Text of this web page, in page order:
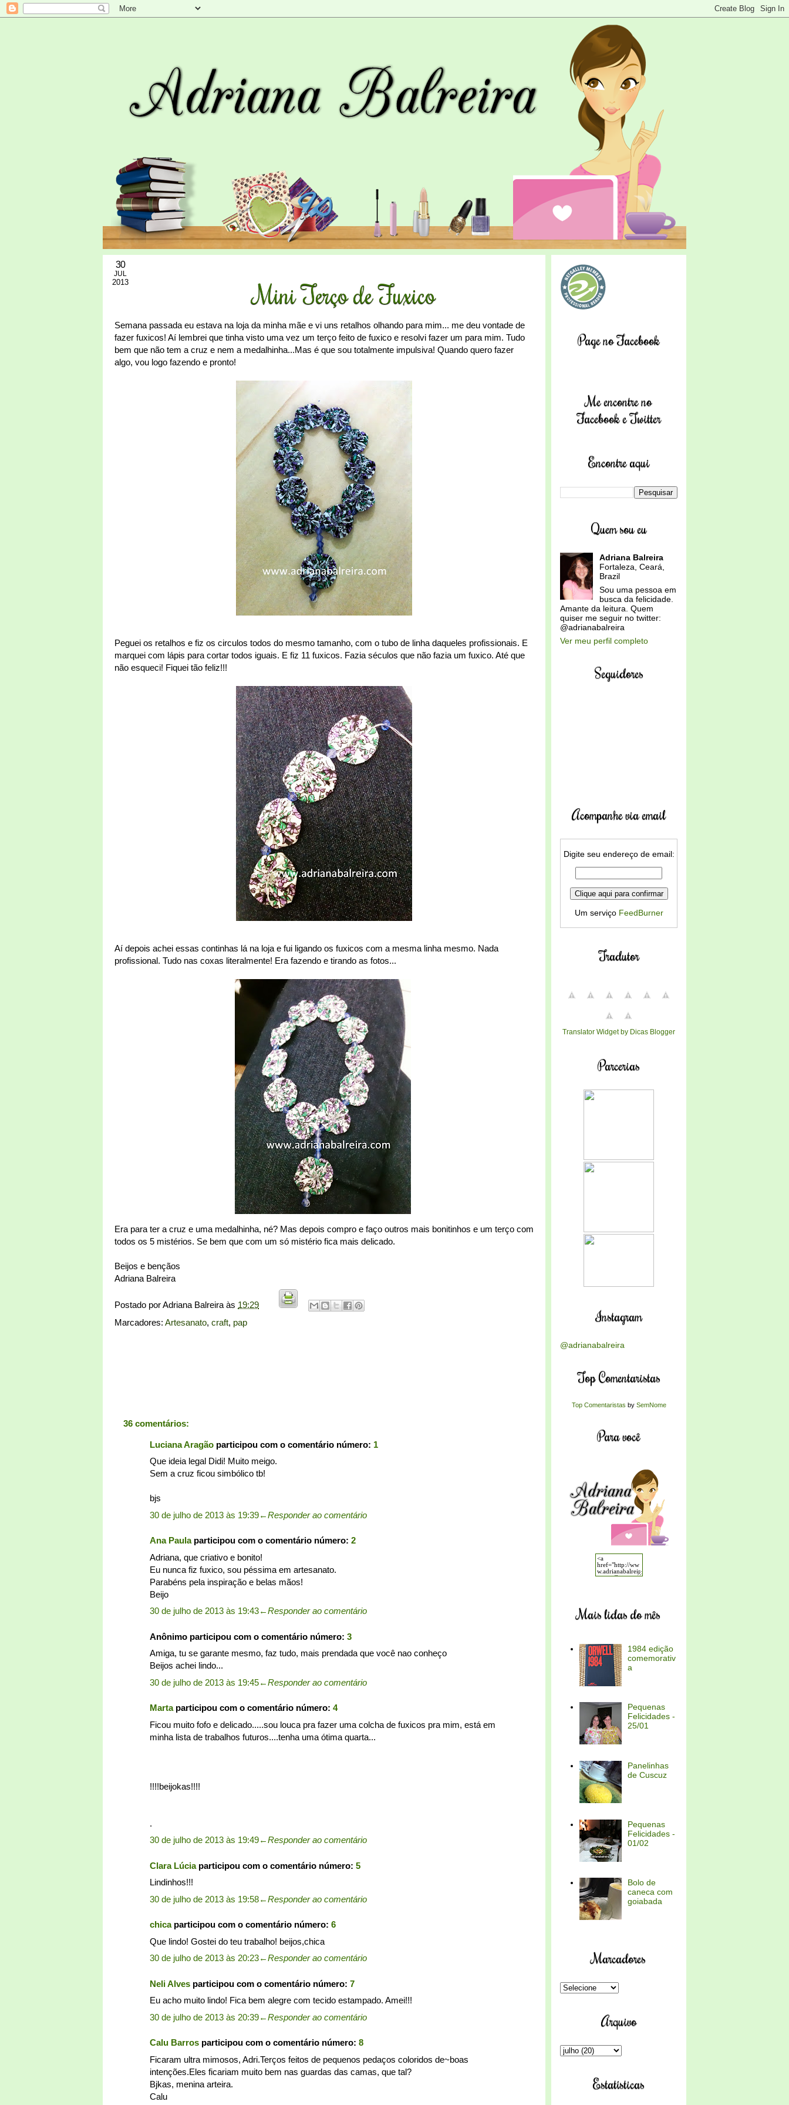
30
JUL
2013 Mini Terço de Fuxico
Semana passada eu estava na loja da minha mãe e vi uns retalhos olhando para mim... me deu vontade de
fazer fuxicos! Aí lembrei que tinha visto uma vez um terço feito de fuxico e resolvi fazer um para mim. Tudo
bem que não tem a cruz e nem a medalhinha...Mas é que sou totalmente impulsiva! Quando quero fazer
algo, vou logo fazendo e pronto!
Peguei os retalhos e fiz os circulos todos do mesmo tamanho, com o tubo de linha daqueles profissionais. E
marquei com lápis para cortar todos iguais. E fiz 11 fuxicos. Fazia séculos que não fazia um fuxico. Até que
não esqueci! Fiquei tão feliz!!!
Aí depois achei essas continhas lá na loja e fui ligando os fuxicos com a mesma linha mesmo. Nada
profissional. Tudo nas coxas literalmente! Era fazendo e tirando as fotos...
Era para ter a cruz e uma medalhinha, né? Mas depois compro e faço outros mais bonitinhos e um terço com
todos os 5 mistérios. Se bem que com um só mistério fica mais delicado.
Beijos e bençãos
Adriana Balreira
Postado porAdriana Balreira às 19:29
Marcadores: Artesanato, craft, pap
36 comentários:
Luciana Aragão participou com o comentário número: 1
Que ideia legal Didi! Muito meigo.
Sem a cruz ficou simbólico tb!
bjs
30 de julho de 2013 às 19:39←Responder ao comentário
Ana Paulaparticipou com o comentário número: 2
Adriana, que criativo e bonito!
Eu nunca fiz fuxico, sou péssima em artesanato.
Parabéns pela inspiração e belas mãos!
Beijo
30 de julho de 2013 às 19:43←Responder ao comentário
Anônimo participou com o comentário número: 3
Amiga, tu se garante mesmo, faz tudo, mais prendada que você nao conheço
Beijos achei lindo...
30 de julho de 2013 às 19:45←Responder ao comentário
Martaparticipou com o comentário número: 4
Ficou muito fofo e delicado.....sou louca pra fazer uma colcha de fuxicos pra mim, está em
minha lista de trabalhos futuros....tenha uma ótima quarta...
!!!!beijokas!!!!
.
30 de julho de 2013 às 19:49←Responder ao comentário
Clara Lúciaparticipou com o comentário número: 5
Lindinhos!!!
30 de julho de 2013 às 19:58←Responder ao comentário
chicaparticipou com o comentário número: 6
Que lindo! Gostei do teu trabalho! beijos,chica
30 de julho de 2013 às 20:23←Responder ao comentário
Neli Alves participou com o comentário número: 7
Eu acho muito lindo! Fica bem alegre com tecido estampado. Amei!!!
30 de julho de 2013 às 20:39←Responder ao comentário
Calu Barros participou com o comentário número: 8
Ficaram ultra mimosos, Adri.Terços feitos de pequenos pedaços coloridos de~boas
intenções.Eles ficariam muito bem nas guardas das camas, que tal?
Bjkas, menina arteira.
Calu
Page no Facebook
Me encontre no
Facebook e Twitter
Encontre aqui
Quem sou eu
Adriana Balreira
Fortaleza, Ceará,
Brazil
Sou uma pessoa em
busca da felicidade.
Amante da leitura. Quem
quiser me seguir no twitter:
@adrianabalreira
Ver meu perfil completo
Seguidores
Acompanhe via email
Digite seu endereço de email:
Um serviço FeedBurner
Tradutor
Translator Widget by Dicas Blogger
Parcerias
Instagram
@adrianabalreira
Top Comentaristas
Top Comentaristas by SemNome
Para você
Mais lidas do mês
1984 edição
comemorativ
a
Pequenas
Felicidades -
25/01
Panelinhas
de Cuscuz
Pequenas
Felicidades -
01/02
Bolo de
caneca com
goiabada
Marcadores
Arquivo
Estatísticas